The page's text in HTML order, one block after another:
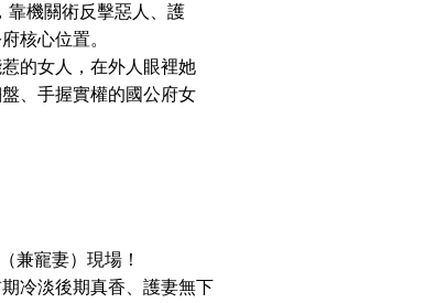
靠機關術反擊惡人、護
核心位置。
的女人，在外人眼裡她
、手握實權的國公府女
兼寵妻）現場！
冷淡後期真香、護妻無下